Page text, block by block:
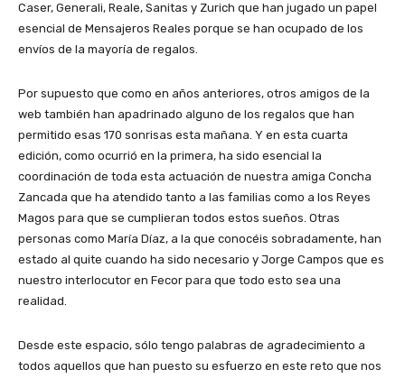
Caser, Generali, Reale, Sanitas y Zurich que han jugado un papel
esencial de Mensajeros Reales porque se han ocupado de los
envíos de la mayoría de regalos.
Por supuesto que como en años anteriores, otros amigos de la
web también han apadrinado alguno de los regalos que han
permitido esas 170 sonrisas esta mañana. Y en esta cuarta
edición, como ocurrió en la primera, ha sido esencial la
coordinación de toda esta actuación de nuestra amiga Concha
Zancada que ha atendido tanto a las familias como a los Reyes
Magos para que se cumplieran todos estos sueños. Otras
personas como María Díaz, a la que conocéis sobradamente, han
estado al quite cuando ha sido necesario y Jorge Campos que es
nuestro interlocutor en Fecor para que todo esto sea una
realidad.
Desde este espacio, sólo tengo palabras de agradecimiento a
todos aquellos que han puesto su esfuerzo en este reto que nos